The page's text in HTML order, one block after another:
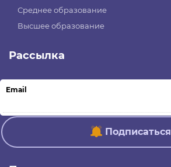
Среднее образование
Высшее образование
Рассылка
Email
Подписаться